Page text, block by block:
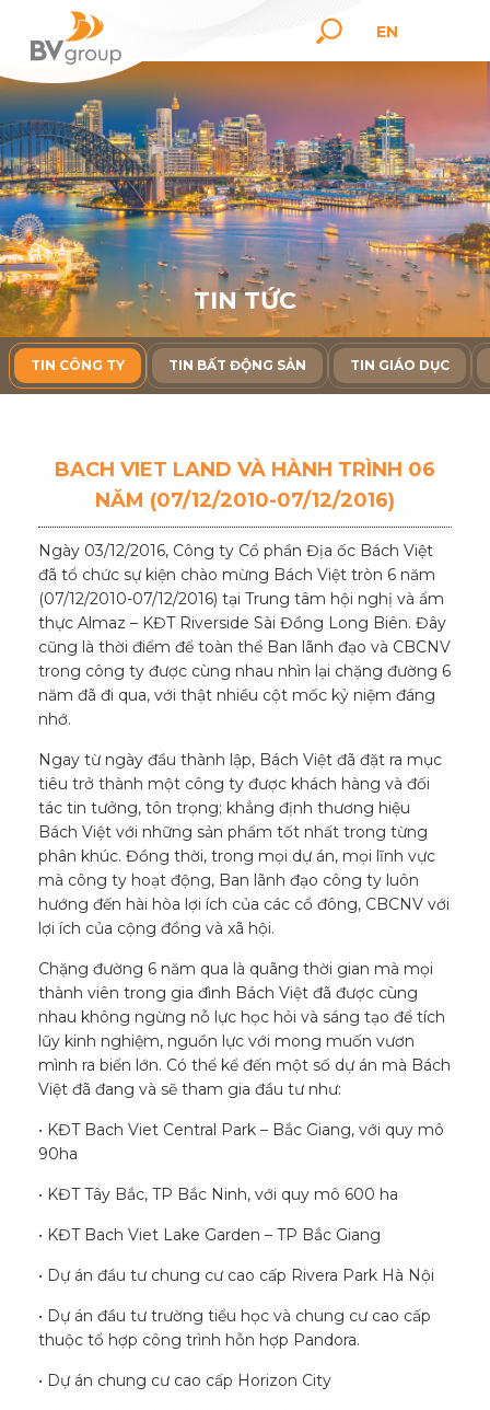
EN
TIN TỨC
TIN CÔNG TY TIN BẤT ĐỘNG SẢN TIN GIÁO DỤC
BACH VIET LAND VÀ HÀNH TRÌNH 06
NĂM (07/12/2010-07/12/2016)
Ngày 03/12/2016, Công ty Cổ phần Địa ốc Bách Việt
đã tổ chức sự kiện chào mừng Bách Việt tròn 6 năm
(07/12/2010-07/12/2016) tại Trung tâm hội nghị và ẩm
thực Almaz – KĐT Riverside Sài Đồng Long Biên. Đây
cũng là thời điểm để toàn thể Ban lãnh đạo và CBCNV
trong công ty được cùng nhau nhìn lại chặng đường 6
năm đã đi qua, với thật nhiều cột mốc kỷ niệm đáng
nhớ.
Ngay từ ngày đầu thành lập, Bách Việt đã đặt ra mục
tiêu trở thành một công ty được khách hàng và đối
tác tin tưởng, tôn trọng; khẳng định thương hiệu
Bách Việt với những sản phẩm tốt nhất trong từng
phân khúc. Đồng thời, trong mọi dự án, mọi lĩnh vực
mà công ty hoạt động, Ban lãnh đạo công ty luôn
hướng đến hài hòa lợi ích của các cổ đông, CBCNV với
lợi ích của cộng đồng và xã hội.
Chặng đường 6 năm qua là quãng thời gian mà mọi
thành viên trong gia đình Bách Việt đã được cùng
nhau không ngừng nỗ lực học hỏi và sáng tạo để tích
lũy kinh nghiệm, nguồn lực với mong muốn vươn
mình ra biển lớn. Có thể kể đến một số dự án mà Bách
Việt đã đang và sẽ tham gia đầu tư như:
• KĐT Bach Viet Central Park – Bắc Giang, với quy mô
90ha
• KĐT Tây Bắc, TP Bắc Ninh, với quy mô 600 ha
• KĐT Bach Viet Lake Garden – TP Bắc Giang
• Dự án đầu tư chung cư cao cấp Rivera Park Hà Nội
• Dự án đầu tư trường tiểu học và chung cư cao cấp
thuộc tổ hợp công trình hỗn hợp Pandora.
• Dự án chung cư cao cấp Horizon City